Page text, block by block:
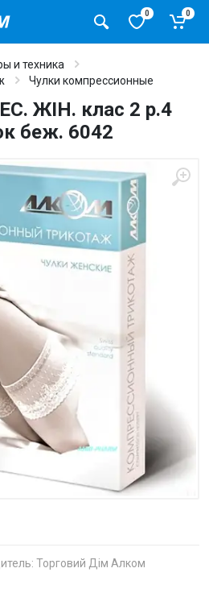
0 0
и техника
Чулки компрессионные
ЖІН. клас 2 р.4
беж. 6042
Торговий Дім Алком